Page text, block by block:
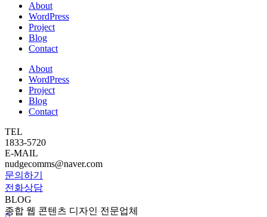
About
WordPress
Project
Blog
Contact
About
WordPress
Project
Blog
Contact
TEL
1833-5720
E-MAIL
nudgecomms@naver.com
문의하기
전화상담
BLOG
종합 웹 콘텐츠 디자인 전문업체